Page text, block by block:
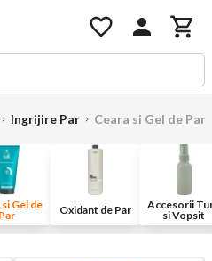
Ingrijire Par Ceara si Gel de Par
Gel de
Par
Oxidant de Par
Accesorii
si Vopsit